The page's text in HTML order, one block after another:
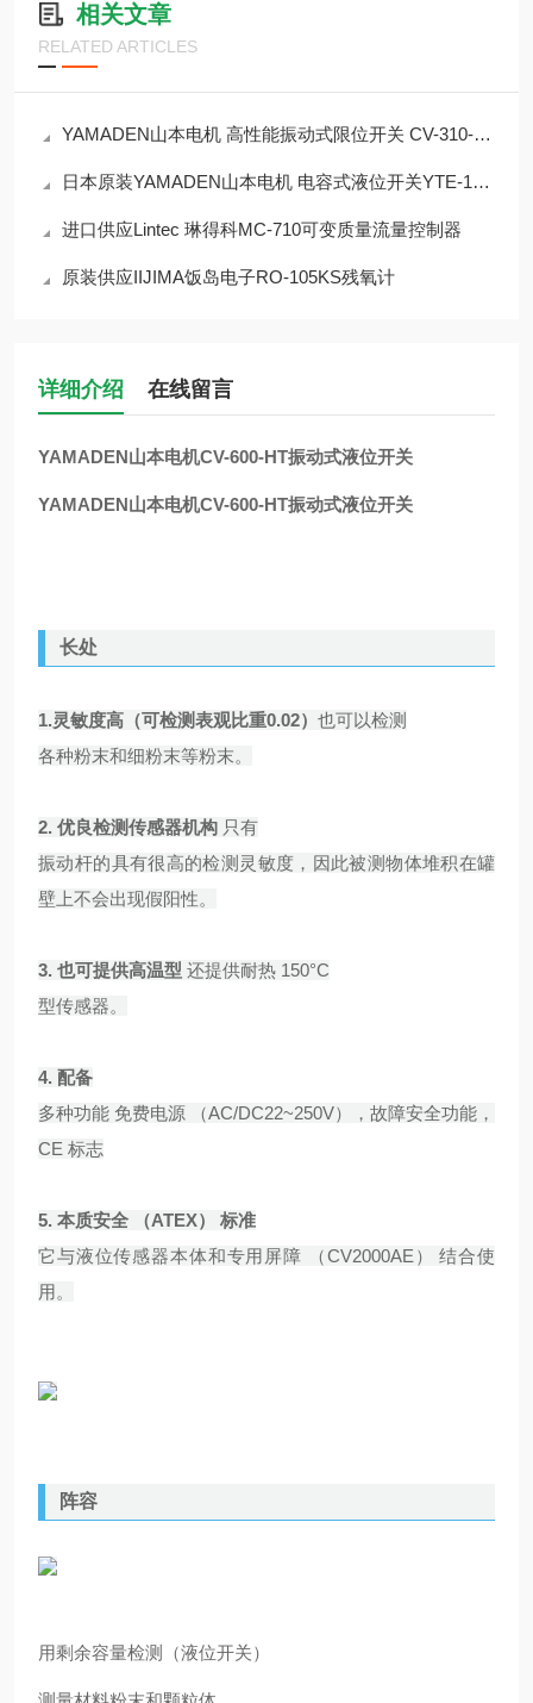
相关文章
RELATED ARTICLES
YAMADEN山本电机 高性能振动式限位开关 CV-310-RD
日本原装YAMADEN山本电机 电容式液位开关YTE-13N2
进口供应Lintec 琳得科MC-710可变质量流量控制器
原装供应IIJIMA饭岛电子RO-105KS残氧计
详细介绍 在线留言
YAMADEN山本电机CV-600-HT振动式液位开关
YAMADEN山本电机CV-600-HT振动式液位开关
长处
1.灵敏度高（可检测表观比重0.02） 也可以检测
各种粉末和细粉末等粉末。
2. 优良检测传感器机构 只有
振动杆的具有很高的检测灵敏度，因此被测物体堆积在罐
壁上不会出现假阳性。
3. 也可提供高温型 还提供耐热 150°C
型传感器。
4. 配备
多种功能 免费电源 （AC/DC22~250V），故障安全功能，
CE 标志
5. 本质安全 （ATEX） 标准
它与液位传感器本体和专用屏障 （CV2000AE） 结合使
用。
阵容
用剩余容量检测（液位开关）